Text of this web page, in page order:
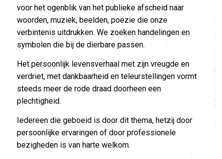
voor het ogenblik van het publieke afscheid naar
woorden, muziek, beelden, poëzie die onze
verbintenis uitdrukken. We zoeken handelingen en
symbolen die bij de dierbare passen.
Het persoonlijk levensverhaal met zijn vreugde en
verdriet, met dankbaarheid en teleurstellingen vormt
steeds meer de rode draad doorheen een
plechtigheid.
Iedereen die geboeid is door dit thema, hetzij door
persoonlijke ervaringen of door professionele
bezigheden is van harte welkom.